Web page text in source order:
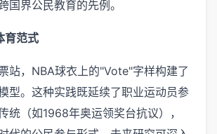
国界公民教育的先例。
育范式
站，NBA球衣上的"Vote"字样构建了
型。这种实践既延续了职业运动员参
统（如1968年奥运领奖台抗议），